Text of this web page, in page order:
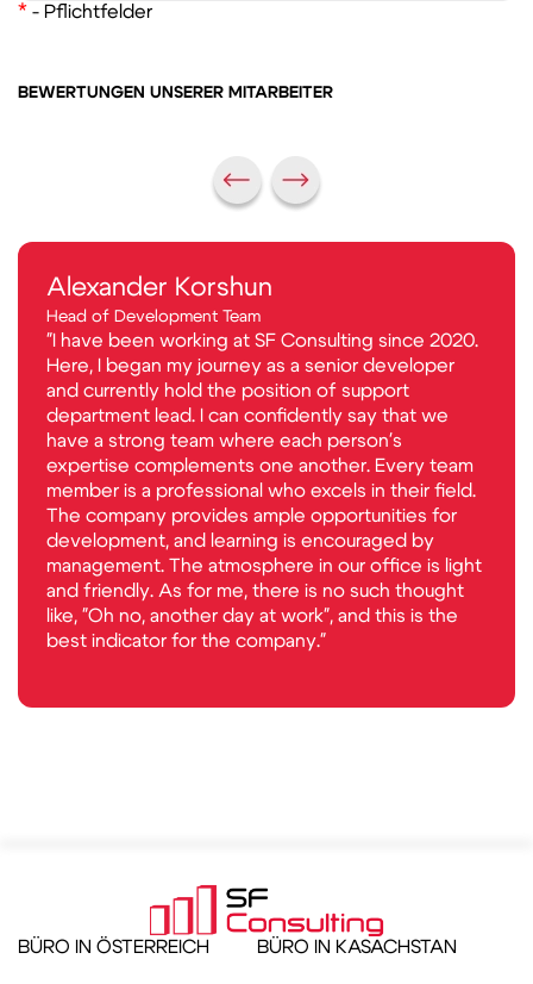
* - Pflichtfelder
BEWERTUNGEN UNSERER MITARBEITER
Alexander Korshun
Head of Development Team
"I have been working at SF Consulting since 2020.
Here, I began my journey as a senior developer
and currently hold the position of support
department lead. I can confidently say that we
have a strong team where each person's
expertise complements one another. Every team
member is a professional who excels in their field.
The company provides ample opportunities for
development, and learning is encouraged by
management. The atmosphere in our office is light
and friendly. As for me, there is no such thought
like, "Oh no, another day at work", and this is the
best indicator for the company."
BÜRO IN ÖSTERREICH BÜRO IN KASACHSTAN